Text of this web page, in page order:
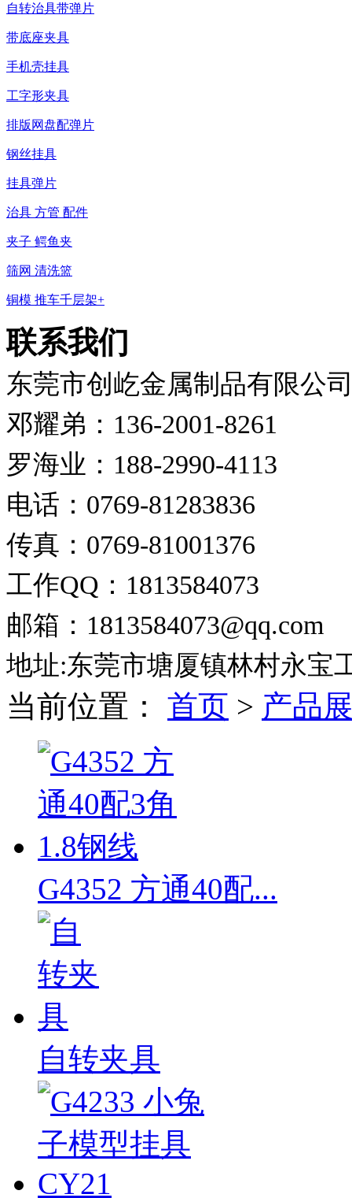
自转治具带弹片
带底座夹具
手机壳挂具
工字形夹具
排版网盘配弹片
钢丝挂具
挂具弹片
治具 方管 配件
夹子 鳄鱼夹
筛网 清洗篮
铜模 推车千层架+
联系我们
东莞市创屹金属制品有限公
邓耀弟：136-2001-8261
罗海业：188-2990-4113
电话：0769-81283836
传真：0769-81001376
工作QQ：1813584073
邮箱：1813584073@qq.com
地址:东莞市塘厦镇林村永宝
当前位置： 首页 > 产品
G4352 方通40配...
自转夹具